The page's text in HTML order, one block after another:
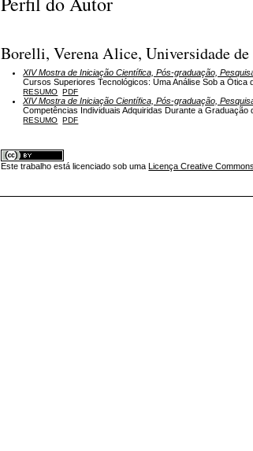
Borelli, Verena Alice, Universidade
XIV Mostra de Iniciação Científica, Pós-graduação,
Cursos Superiores Tecnológicos: Uma Análise Sob a Ótica
RESUMO PDF
XIV Mostra de Iniciação Científica, Pós-graduação,
Competências Individuais Adquiridas Durante a
RESUMO PDF
Este trabalho está licenciado sob uma Licença Creative